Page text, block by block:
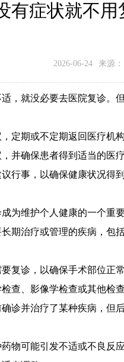
有症状就不
2026-06-24 来源
，就没必要去医院复诊
定期或不定期返回医疗
并确保患者得到适当的医疗
行事，以确保健康状况得
为维护个人健康的一个重
期治疗或管理的疾病，包
复诊，以确保手术部位正
查、影像学检查或其他检
诊并治疗了某种疾病，
物可能引发不适或不良